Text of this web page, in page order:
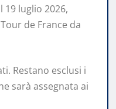
luglio 2026,
de France da
Restano esclusi i
sarà assegnata ai